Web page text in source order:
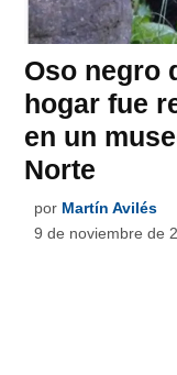
Oso negro
hogar fue
en un
Norte
por Martín Avilés
9 de noviembre de